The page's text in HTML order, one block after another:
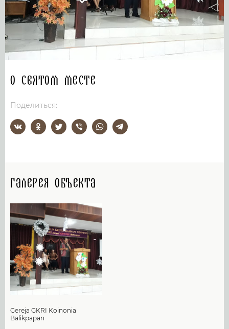
О святом месте
Поделиться:
Галерея объекта
Gereja GKRI Koinonia
Balikpapan